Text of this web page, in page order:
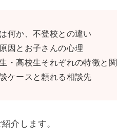
何か、不登校との違い
因とお子さんの心理
・高校生それぞれの特徴と
ケースと頼れる相談先
介します。